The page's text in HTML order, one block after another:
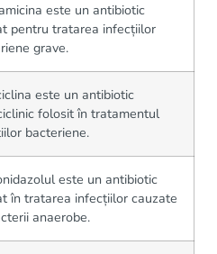
este un antibiotic
pentru tratarea infecțiilor
grave.
este un antibiotic
folosit în tratamentul
bacteriene.
este un antibiotic
în tratarea infecțiilor cauzate
anaerobe.